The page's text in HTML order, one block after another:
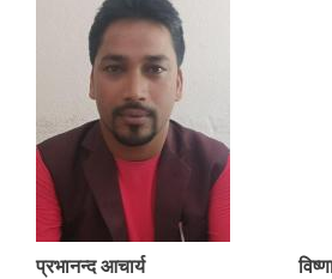
प्रभानन्द आचार्य विष्णा